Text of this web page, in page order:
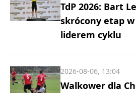
TdP 2026: Bart
skrócony etap w
liderem cyklu
Walkower dla
2026-08-06, 13:04